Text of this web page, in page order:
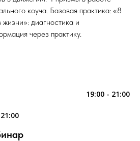
коуча. Базовая практика: «8
жизни»: диагностика и
через практику.
19:00 - 21:00